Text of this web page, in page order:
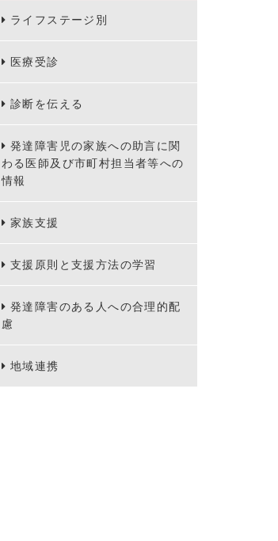
ライフステージ別
医療受診
診断を伝える
発達障害児の家族への助言に関
わる医師及び市町村担当者等への
情報
家族支援
支援原則と支援方法の学習
発達障害のある人への合理的配
慮
地域連携